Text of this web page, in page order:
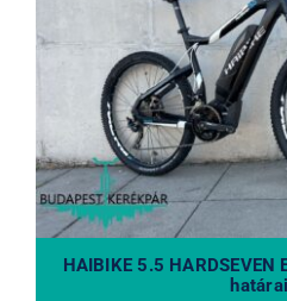
HAIBIKE 5.5
Fedezd fel
HAIBIKE 5.5